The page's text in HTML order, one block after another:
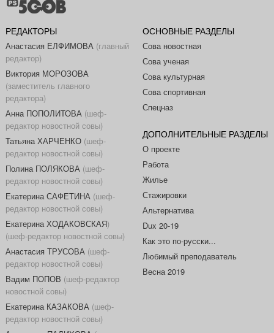
РЕДАКТОРЫ
Анастасия ЕЛФИМОВА (главный
редактор)
Виктория МОРОЗОВА
(заместитель главного
редактора)
Анна ПОПОЛИТОВА (шеф-
редактор новостной совы)
Татьяна ХАРЧЕНКО(шеф-
редактор новостной совы)
Полина ПОЛЯКОВА (шеф-
редактор новостной совы)
Екатерина САФЕТИНА (шеф-
редактор новостной совы)
Екатерина ХОДАКОВСКАЯ)
(шеф-редактор новостной совы)
Анастасия ТРУСОВА (шеф-
редактор новостной совы)
Вадим ПОПОВ (шеф-редактор
новостной совы)
Екатерина КАЗАКОВА (шеф-
редактор новостной совы)
ОСНОВНЫЕ РАЗДЕЛЫ
Сова новостная
Сова ученая
Сова культурная
Сова спортивная
Спецназ
ДОПОЛНИТЕЛЬНЫЕ РАЗДЕЛЫ
О проекте
Работа
Жилье
Стажировки
Альтернатива
Dux 20-19
Как это по-русски...
Любимый преподаватель
Весна 2019